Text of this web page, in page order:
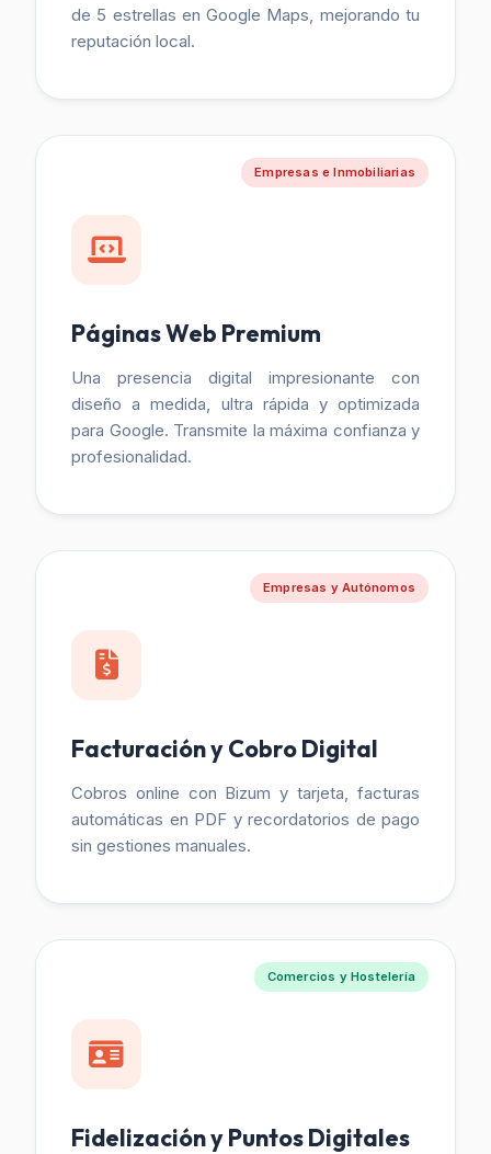
de 5 estrellas en Google Maps, mejorando tu
reputación local.
Empresas e Inmobiliarias
Páginas Web Premium
Una presencia digital impresionante con
diseño a medida, ultra rápida y optimizada
para Google. Transmite la máxima confianza y
profesionalidad.
Empresas y Autónomos
Facturación y Cobro Digital
Cobros online con Bizum y tarjeta, facturas
automáticas en PDF y recordatorios de pago
sin gestiones manuales.
Comercios y Hostelería
Fidelización y Puntos Digitales